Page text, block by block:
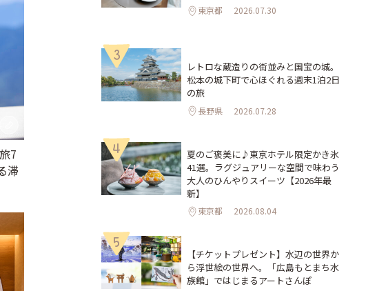
7
滞
東京都 2026.07.30
3
レトロな蔵造りの街並みと国宝の城。
松本の城下町で心ほぐれる週末1泊2日
の旅
長野県 2026.07.28
4
夏のご褒美に♪東京ホテル限定かき氷
41選。ラグジュアリーな空間で味わう
大人のひんやりスイーツ【2026年最
新】
東京都 2026.08.04
5
【チケットプレゼント】水辺の世界か
ら浮世絵の世界へ。「広島もとまち水
族館」ではじまるアートさんぽ